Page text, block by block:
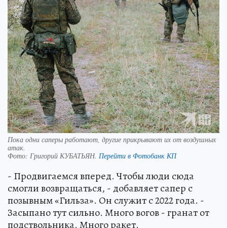
Пока одни саперы работают, другие прикрывают их от воздушных
атак.
Фото: Григорий КУБАТЬЯН. Перейти в Фотобанк КП
- Продвигаемся вперед. Чтобы люди сюда
смогли возвращаться, - добавляет сапер с
позывным «Гильза». Он служит с 2022 года. -
Засыпано тут сильно. Много вогов - гранат от
подствольника. Много ракет.